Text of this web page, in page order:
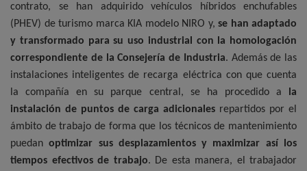
contrato, se han adquirido vehículos híbridos enchufables
(PHEV) de turismo marca KIA modelo NIRO y, se han adaptado
y transformado para su uso industrial con la homologación
correspondiente de la Consejería de Industria. Además de las
instalaciones inteligentes de recarga eléctrica con que cuenta
la compañía en su parque central, se ha procedido a
la
instalación de puntos de carga adicionales repartidos por el
ámbito de trabajo de forma que los técnicos de mantenimiento
puedanoptimizar sus desplazamientos y maximizar así los
tiempos efectivos de trabajo. De esta manera, el trabajador